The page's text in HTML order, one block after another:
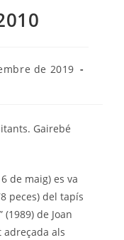
de 2019
Gairebé
de maig) es va
peces) del tapís
(1989) de Joan
adreçada als